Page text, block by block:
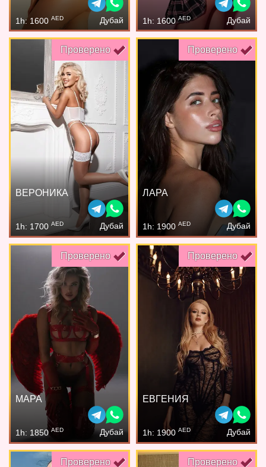
1h: 1600 AED Дубай 1h: 1600AED Дубай
Проверено
ВЕРОНИКА
1h: 1700 AED Дубай
Проверено
ЛАРА
1h: 1900 AED Дубай
Проверено
МАРА
1h: 1850 AED Дубай
Проверено
ЕВГЕНИЯ
1h: 1900 AED Дубай
Проверено Проверено